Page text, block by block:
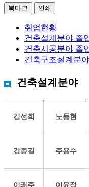
북마크 인쇄
취업현황
건축설계분야 졸
건축시공분야 졸
건축구조설계분
건축설계분야
김선희 노동현
강종길 주용수
이쾌주 이윤정